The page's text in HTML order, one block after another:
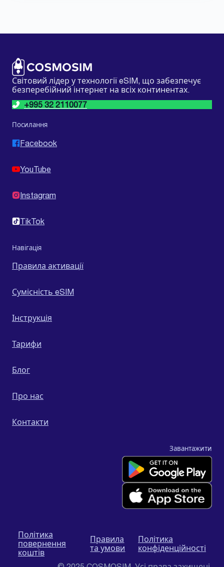
Світовий лідер у технології eSIM, що забезпечує
безперебійний інтернет на всіх континентах.
+995 32 2110077
Посилання
Facebook
YouTube
Instagram
TikTok
Навігація
Правила активації
Сумісність eSIM
Інструкція
Тарифи
Блог
Про нас
Контакти
Завантажити
Політика
повернення
коштів
Правила
та умови
Політика
конфіденційності